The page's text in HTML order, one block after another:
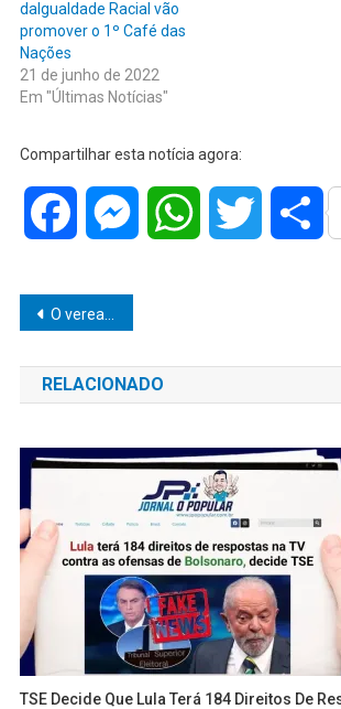
daIgualdade Racial vão
promover o 1º Café das
Nações
21 de junho de 2022
Em "Últimas Notícias"
Compartilhar esta notícia agora:
Facebook MessengerWhatsAppTwitter
Navegação
de
Post
O vereador Danilo da Saúde parabeniza os agentes comunitário de saúde pelo seu dia.
RELACIONADO
TSE Decide Que Lula Terá 184 Direitos De